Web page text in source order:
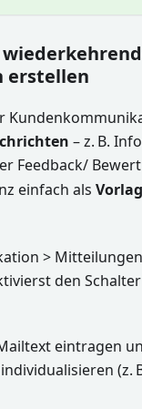
erstellen
– z. B.
Feedback/
einfach als
>
den Schalter
eintragen
(z.